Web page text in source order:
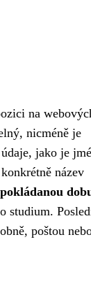
na
nicméně je
jako je
název
studium.
poštou